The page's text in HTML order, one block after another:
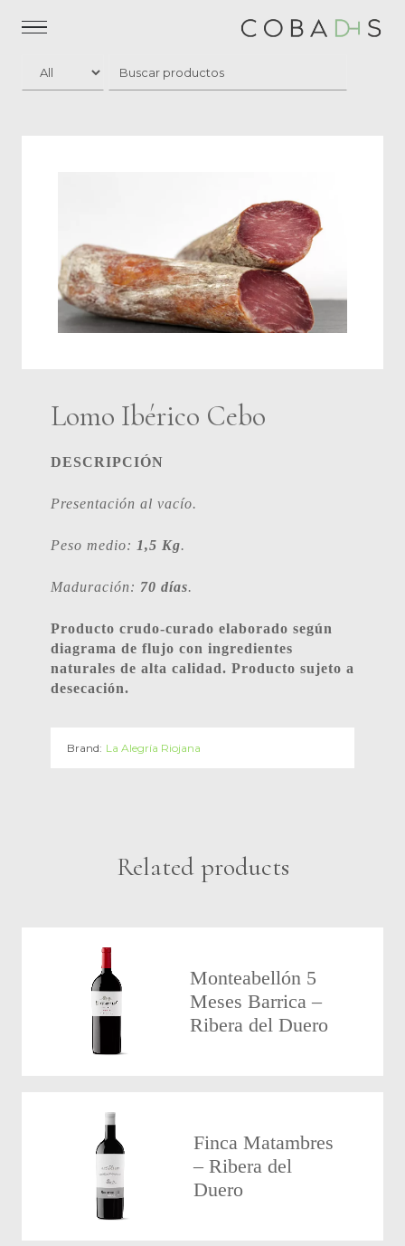
Lomo Ibérico Cebo
DESCRIPCIÓN
Presentación al vacío.
Peso medio: 1,5 Kg.
Maduración: 70 días.
Producto crudo-curado elaborado según
diagrama de flujo con ingredientes
naturales de alta calidad. Producto sujeto a
desecación.
Brand: La Alegría Riojana
Related products
Monteabellón 5
Meses Barrica –
Ribera del Duero
Finca Matambres
– Ribera del
Duero